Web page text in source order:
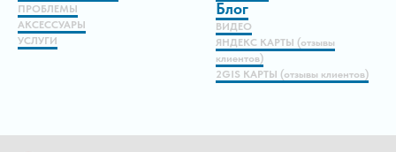
ПРОБЛЕМЫ
АКСЕССУАРЫ
УСЛУГИ
Блог
ВИДЕО
ЯНДЕКС КАРТЫ (отзывы
клиентов)
2GIS КАРТЫ (отзывы клиентов)